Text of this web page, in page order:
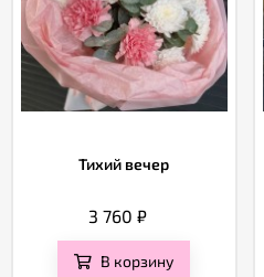
Тихий вечер
3 760 ₽
В корзину